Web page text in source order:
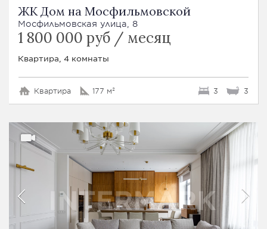
ЖК Дом на Мосфильмовской
Мосфильмовская улица, 8
1 800 000 руб / месяц
Квартира, 4 комнаты
Квартира 177 м² 3 3